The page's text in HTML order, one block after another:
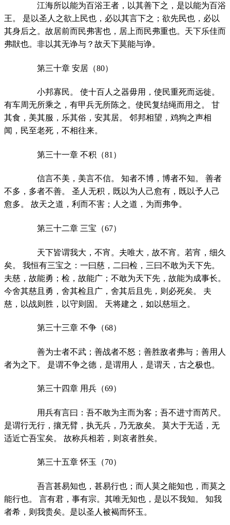
江海所以能为百浴王者，以其善下之，是以能为百浴
王。 是以圣人之欲上民也，必以其言下之；欲先民也，必以
其身后之。故居前而民弗害也，居上而民弗重也。天下乐佳而
弗猒也。非以其无诤与？故天下莫能与诤。
第三十章 安居（80）
小邦寡民。 使十百人之器毋用，使民重死而远徙。
有车周无所乘之，有甲兵无所陈之。使民复结绳而用之。 甘
其食，美其服，乐其俗，安其居。 邻邦相望，鸡狗之声相
闻，民至老死，不相往来。
第三十一章 不积（81）
信言不美，美言不信。 知者不博，博者不知。 善者
不多，多者不善。 圣人无积，既以为人己愈有，既以予人己
愈多。 故天之道，利而不害；人之道，为而弗争。
第三十二章 三宝（67）
天下皆谓我大，不宵。夫唯大，故不宵。若宵，细久
矣。 我恒有三宝之：一曰慈，二曰检，三曰不敢为天下先。
夫慈，故能勇；检，故能广；不敢为天下先，故能为成事长。
今舍其慈且勇，舍其检且广，舍其后且先，则必死矣。 夫
慈，以战则胜，以守则固。 天将建之，如以慈垣之。
第三十三章 不争（68）
善为士者不武；善战者不怒；善胜敌者弗与；善用人
者为之下。 是谓不争之德，是谓用人，是谓天，古之极也。
第三十四章 用兵（69）
用兵有言曰：吾不敢为主而为客；吾不进寸而芮尺。
是谓行无行，攘无臂，执无兵，乃无敌矣。 莫大于无适，无
适近亡吾宝矣。 故称兵相若，则哀者胜矣。
第三十五章 怀玉（70）
吾言甚易知也，甚易行也；而人莫之能知也，而莫之
能行也。 言有君，事有宗。其唯无知也，是以不我知。 知我
者希，则我贵矣。是以圣人被褐而怀玉。